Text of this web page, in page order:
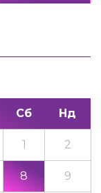
Сб Нд
1 2
8 9